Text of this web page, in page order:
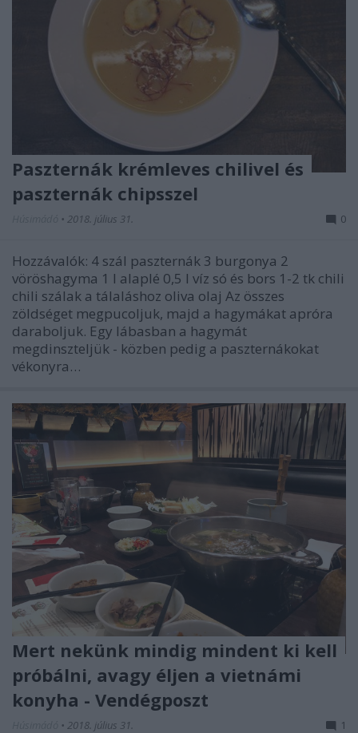
Paszternák krémleves chilivel és
paszternák chipsszel
• 2018. július 31. 0
Hozzávalók: 4 szál paszternák 3 burgonya 2
vöröshagyma 1 l alaplé 0,5 l víz só és bors 1-2 tk chili
chili szálak a tálaláshoz oliva olaj Az összes
zöldséget megpucoljuk, majd a hagymákat apróra
daraboljuk. Egy lábasban a hagymát
megdinszteljük - közben pedig a paszternákokat
vékonyra…
Mert nekünk mindig mindent ki kell
próbálni, avagy éljen a vietnámi
konyha - Vendégposzt
• 2018. július 31. 1